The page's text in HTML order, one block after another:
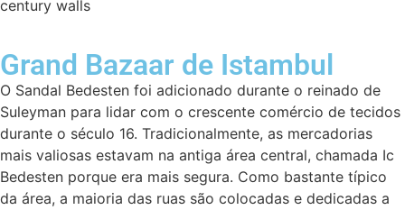
century walls
Grand Bazaar de Istambul
O Sandal Bedesten foi adicionado durante o reinado de
Suleyman para lidar com o crescente comércio de tecidos
durante o século 16. Tradicionalmente, as mercadorias
mais valiosas estavam na antiga área central, chamada Ic
Bedesten porque era mais segura. Como bastante típico
da área, a maioria das ruas são colocadas e dedicadas a